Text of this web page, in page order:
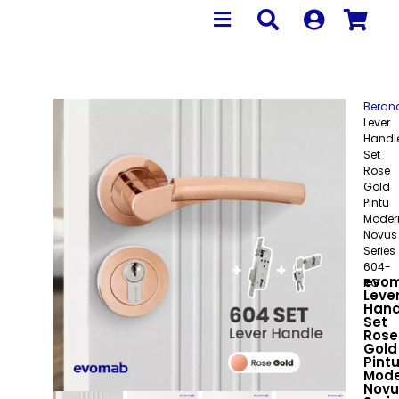
Lever
Set
Rose
Gold
Pintu
Novus
Series
604-
RG
Set
Rose
Gold
Pintu